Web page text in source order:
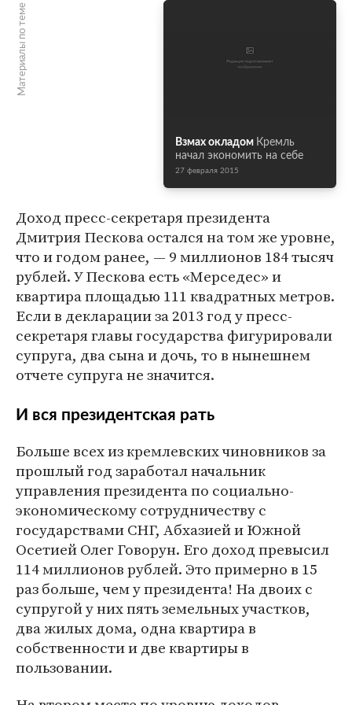
Материалы по теме
Взмах окладом Кремль
начал экономить на себе
27 февраля 2015
Доход пресс-секретаря президента
Дмитрия Пескова остался на том же уровне,
что и годом ранее, — 9 миллионов 184 тысяч
рублей. У Пескова есть «Мерседес» и
квартира площадью 111 квадратных метров.
Если в декларации за 2013 год у пресс-
секретаря главы государства фигурировали
супруга, два сына и дочь, то в нынешнем
отчете супруга не значится.
И вся президентская рать
Больше всех из кремлевских чиновников за
прошлый год заработал начальник
управления президента по социально-
экономическому сотрудничеству с
государствами СНГ, Абхазией и Южной
Осетией Олег Говорун. Его доход превысил
114 миллионов рублей. Это примерно в 15
раз больше, чем у президента! На двоих с
супругой у них пять земельных участков,
два жилых дома, одна квартира в
собственности и две квартиры в
пользовании.